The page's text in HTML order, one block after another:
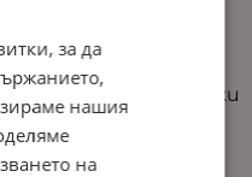
деликатна
превръщайки
начало –свежо,
за да
нашия
на